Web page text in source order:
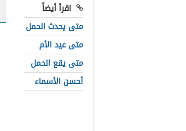
اقرأ أيضاً
متى يحدث الحمل
متى عيد الأم
متى يقع الحمل
أحسن الأسماء